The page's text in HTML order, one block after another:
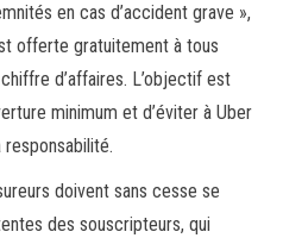
en cas d’accident grave »,
offerte gratuitement à tous
d’affaires. L’objectif est
minimum et d’éviter à Uber
doivent sans cesse se
des souscripteurs, qui